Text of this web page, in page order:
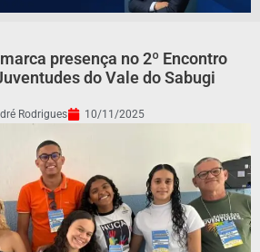
presença no 2º Encontro
do Vale do Sabugi
Rodrigues 10/11/2025